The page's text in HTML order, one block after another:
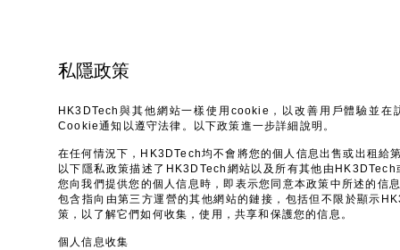
私隱政策
HK3DTech與其他網站一樣使用cookie，以改善用戶體驗並
Cookie通知以遵守法律。以下政策進一步詳細說明。
在任何情況下，HK3DTech均不會將您的個人信息出售或出租給
以下隱私政策描述了HK3DTech網站以及所有其他由
您向我們提供您的個人信息時，即表示您同意本政策中所述的
包含指向由第三方運營的其他網站的鏈接，包括但不限於顯示
策，以了解它們如何收集，使用，共享和保護您的信息。
個人信息收集